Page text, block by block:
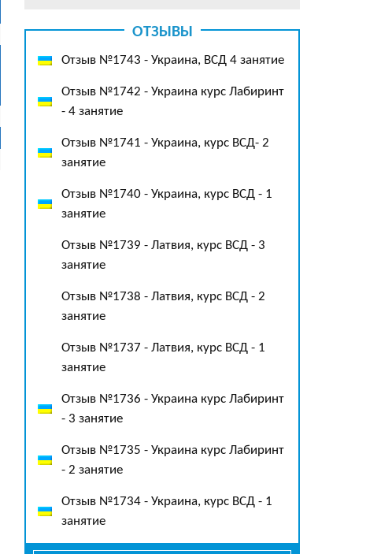
ОТЗЫВЫ
Отзыв №1743 - Украина, ВСД 4 занятие
Отзыв №1742 - Украина курс Лабиринт
- 4 занятие
Отзыв №1741 - Украина, курс ВСД- 2
занятие
Отзыв №1740 - Украина, курс ВСД - 1
занятие
Отзыв №1739 - Латвия, курс ВСД - 3
занятие
Отзыв №1738 - Латвия, курс ВСД - 2
занятие
Отзыв №1737 - Латвия, курс ВСД - 1
занятие
Отзыв №1736 - Украина курс Лабиринт
- 3 занятие
Отзыв №1735 - Украина курс Лабиринт
- 2 занятие
Отзыв №1734 - Украина, курс ВСД - 1
занятие